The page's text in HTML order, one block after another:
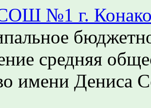
№1 г.
средняя
имени Дениса